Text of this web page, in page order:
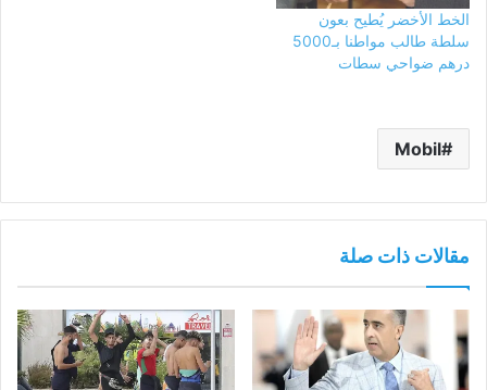
الخط الأخضر يُطيح بعون
سلطة طالب مواطنا بـ5000
درهم ضواحي سطات
Mobil
مقالات ذات صلة